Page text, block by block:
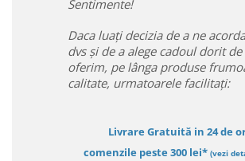
Sentimente!
Daca luați decizia de a ne
dvs și de a alege cadoul dorit
oferim, pe lânga produse
calitate, urmatoarele facilitați:
Livrare Gratuită in 24 de
comenzile peste 300 lei* (vezi